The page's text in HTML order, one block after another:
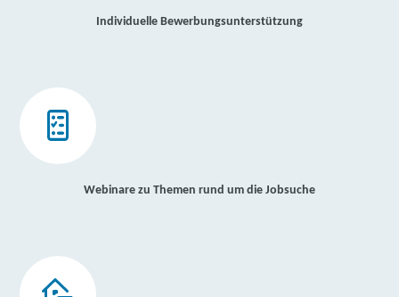
Individuelle Bewerbungsunterstützung
Webinare zu Themen rund um die Jobsuche